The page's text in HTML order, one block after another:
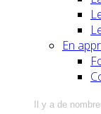
En
Il y a de